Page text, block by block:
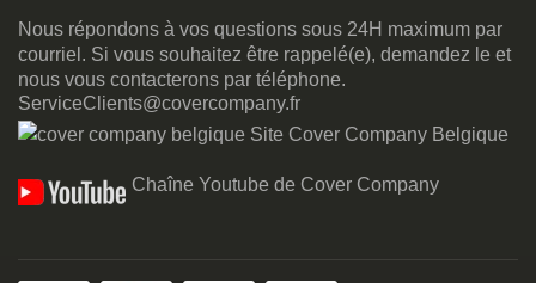
Nous répondons à vos questions sous 24H maximum par
courriel. Si vous souhaitez être rappelé(e), demandez le et
nous vous contacterons par téléphone.
ServiceClients@covercompany.fr
Site Cover Company Belgique
Chaîne Youtube de Cover Company